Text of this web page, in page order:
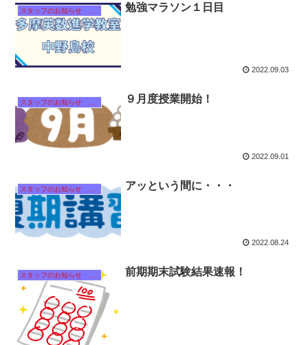
勉強マラソン１日目
2022.09.03
スタッフのお知らせ 【それぞれのタイトルをクリック！】 ９月度授業開始！
2022.09.01
アッという間に・・・
2022.08.24
前期期末試験結果速報！